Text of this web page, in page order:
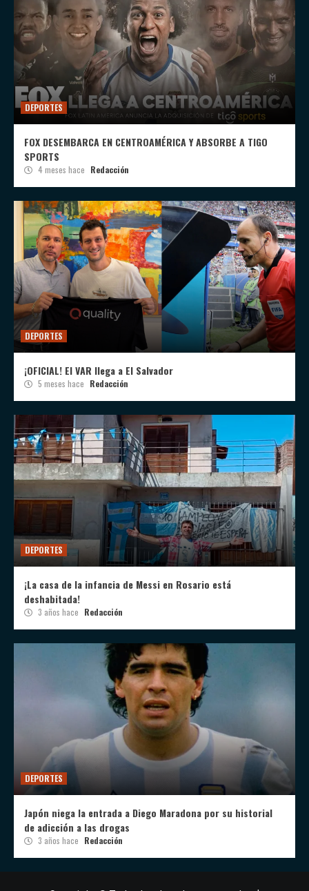
DEPORTES
FOX DESEMBARCA EN CENTROAMÉRICA Y ABSORBE A TIGO
SPORTS
4 meses hace Redacción
DEPORTES
¡OFICIAL! El VAR llega a El Salvador
5 meses hace Redacción
DEPORTES
¡La casa de la infancia de Messi en Rosario está
deshabitada!
3 años hace Redacción
DEPORTES
Japón niega la entrada a Diego Maradona por su historial
de adicción a las drogas
3 años hace Redacción